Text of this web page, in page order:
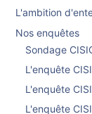
L'ambition
Nos enquêtes
Sondage
L'enquête
L'enquête
L'enquête